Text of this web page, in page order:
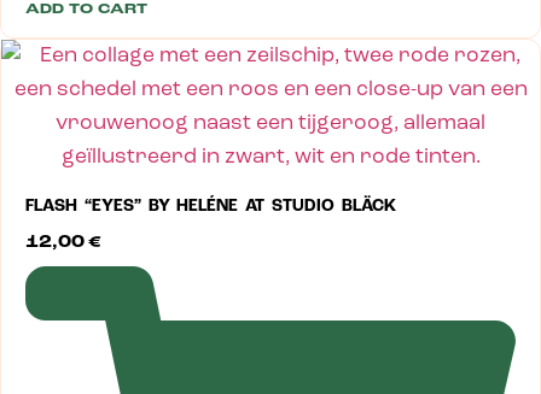
ADD TO CART
FLASH “EYES” BY HELÉNE AT STUDIO BLÄCK
12,00 €